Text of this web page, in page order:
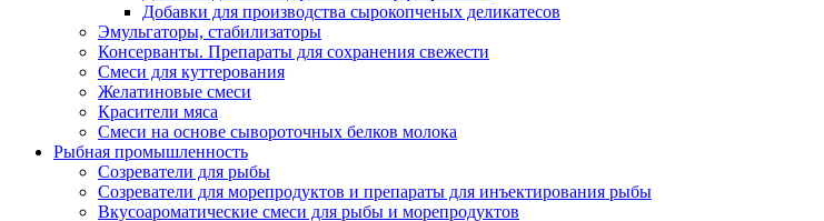
Добавки для производства сырокопченых деликатесов
Эмульгаторы, стабилизаторы
Консерванты. Препараты для сохранения свежести
Смеси для куттерования
Желатиновые смеси
Красители мяса
Смеси на основе сывороточных белков молока
Рыбная промышленность
Созреватели для рыбы
Созреватели для морепродуктов и препараты для инъектирования рыбы
Вкусоароматические смеси для рыбы и морепродуктов